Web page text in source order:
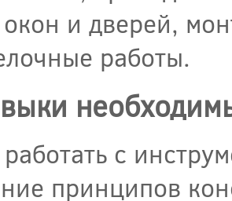
окон и дверей,
работы.
с
принципов